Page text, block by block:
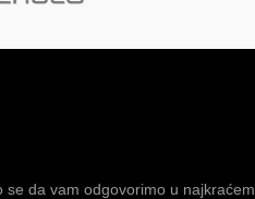
da vam odgovorimo u najkraćem